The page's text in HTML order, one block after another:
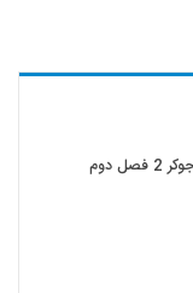
دانلود مسابقه جوکر 2 فصل دوم